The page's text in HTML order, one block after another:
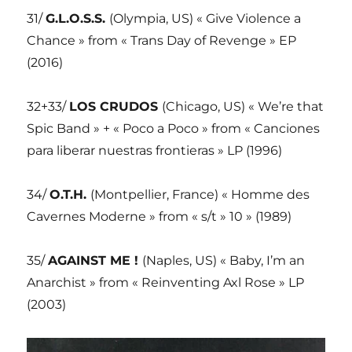
31/G.L.O.S.S. (Olympia, US) « Give Violence a
Chance » from « Trans Day of Revenge » EP
(2016)
32+33/ LOS CRUDOS (Chicago, US) « We’re that
Spic Band » + « Poco a Poco » from « Canciones
para liberar nuestras frontieras » LP (1996)
34/O.T.H. (Montpellier, France) « Homme des
Cavernes Moderne » from « s/t » 10 » (1989)
35/AGAINST ME ! (Naples, US) « Baby, I’m an
Anarchist » from « Reinventing Axl Rose » LP
(2003)